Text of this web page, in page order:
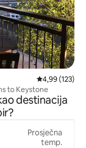
Prosječna
4,99 (123)
to Keystone
destinacija
Prosječna
temp.